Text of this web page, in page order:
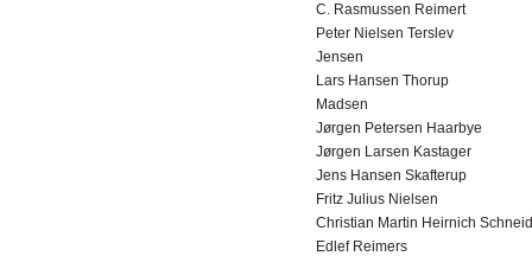
C. Rasmussen Reimert
Peter Nielsen Terslev
Jensen
Lars Hansen Thorup
Madsen
Jørgen Petersen Haarbye
Jørgen Larsen Kastager
Jens Hansen Skafterup
Fritz Julius Nielsen
Christian Martin Heirnich
Edlef Reimers